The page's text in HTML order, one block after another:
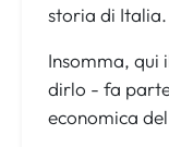
storia di Italia.
Insomma, qui
dirlo - fa
economica